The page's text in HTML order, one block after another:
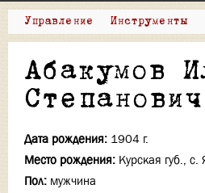
Управление Инструменты
Абакумов
Дата рождения: 1904 г.
Место рождения: Курская губ.,
Пол: мужчина